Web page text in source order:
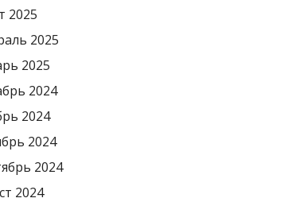
2025
2025
2025
2024
2024
2024
2024
2024